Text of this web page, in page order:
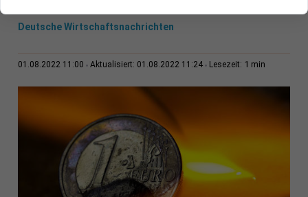
Deutsche Wirtschaftsnachrichten
01.08.2022 11:00 Aktualisiert: 01.08.2022 11:24 Lesezeit: 1 min